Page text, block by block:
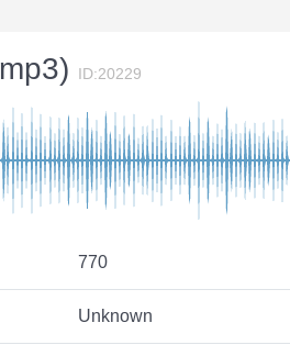
ID:20229
770
Unknown